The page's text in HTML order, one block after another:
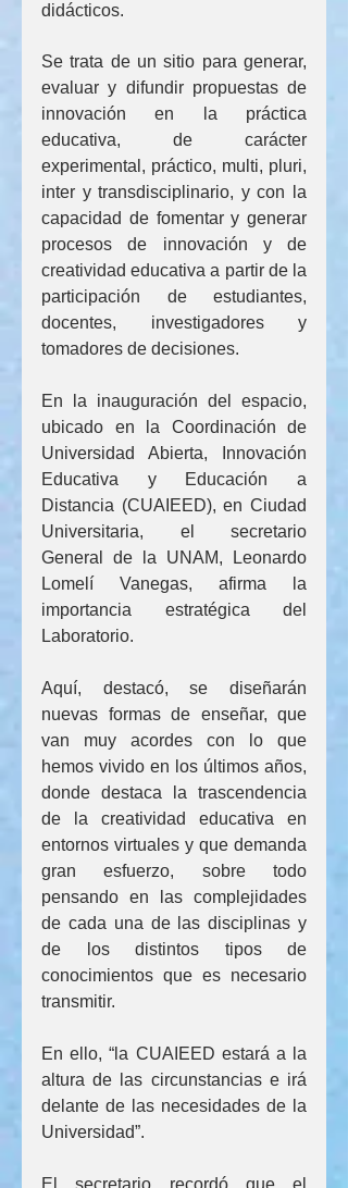
didácticos.
Se trata de un sitio para generar,
evaluar y difundir propuestas de
innovación en la práctica
educativa, de carácter
experimental, práctico, multi, pluri,
inter y transdisciplinario, y con la
capacidad de fomentar y generar
procesos de innovación y de
creatividad educativa a partir de la
participación de estudiantes,
docentes, investigadores y
tomadores de decisiones.
En la inauguración del espacio,
ubicado en la Coordinación de
Universidad Abierta, Innovación
Educativa y Educación a
Distancia (CUAIEED), en Ciudad
Universitaria, el secretario
General de la UNAM, Leonardo
Lomelí Vanegas, afirma la
importancia estratégica del
Laboratorio.
Aquí, destacó, se diseñarán
nuevas formas de enseñar, que
van muy acordes con lo que
hemos vivido en los últimos años,
donde destaca la trascendencia
de la creatividad educativa en
entornos virtuales y que demanda
gran esfuerzo, sobre todo
pensando en las complejidades
de cada una de las disciplinas y
de los distintos tipos de
conocimientos que es necesario
transmitir.
En ello, “la CUAIEED estará a la
altura de las circunstancias e irá
delante de las necesidades de la
Universidad”.